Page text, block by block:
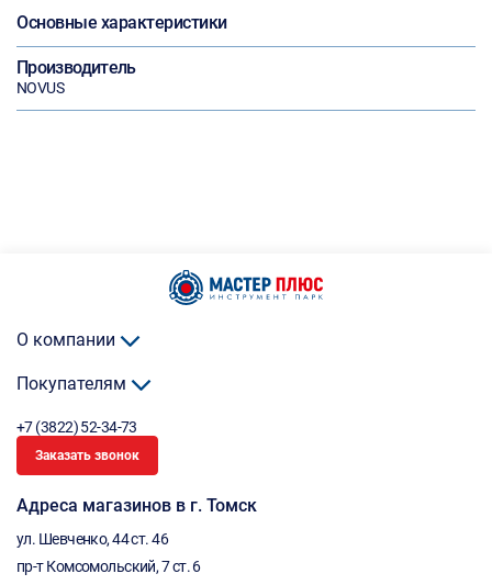
Основные характеристики
Производитель
NOVUS
О компании
Покупателям
+7 (3822) 52-34-73
Заказать звонок
Адреса магазинов в г. Томск
ул. Шевченко, 44 ст. 46
пр-т Комсомольский, 7 ст. 6